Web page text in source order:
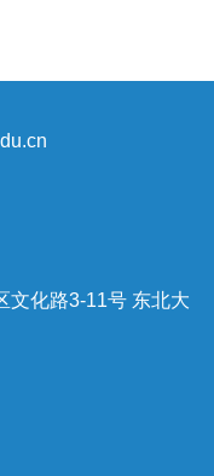
文化路3-11号 东北大